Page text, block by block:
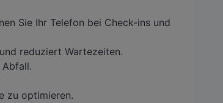
Sie Ihr Telefon bei Check-ins und
reduziert Wartezeiten.
zu optimieren.